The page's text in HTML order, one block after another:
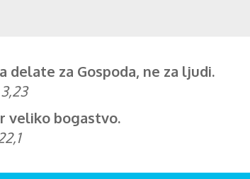
za Gospoda, ne za ljudi.
veliko bogastvo.